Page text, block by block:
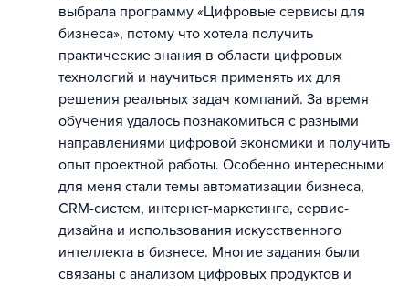
выбрала программу «Цифровые сервисы для
бизнеса», потому что хотела получить
практические знания в области цифровых
технологий и научиться применять их для
решения реальных задач компаний. За время
обучения удалось познакомиться с разными
направлениями цифровой экономики и получить
опыт проектной работы. Особенно интересными
для меня стали темы автоматизации бизнеса,
CRM-систем, интернет-маркетинга, сервис-
дизайна и использования искусственного
интеллекта в бизнесе. Многие задания были
связаны с анализом цифровых продуктов и